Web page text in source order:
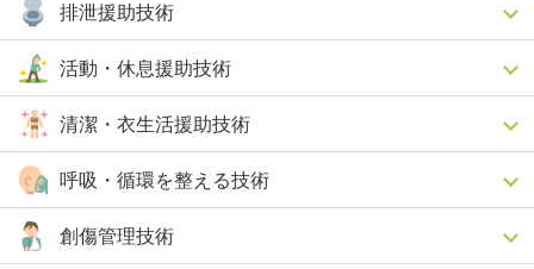
排泄援助技術
活動・休息援助技術
清潔・衣生活援助技術
呼吸・循環を整える技術
創傷管理技術